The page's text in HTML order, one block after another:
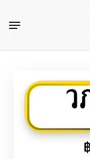
content
Menu
ว